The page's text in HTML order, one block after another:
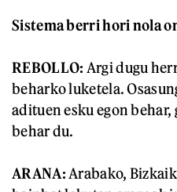
Sistema berri hori nola
REBOLLO: Argi dugu
beharko luketela.
adituen esku egon behar,
behar du.
ARANA: Arabako,